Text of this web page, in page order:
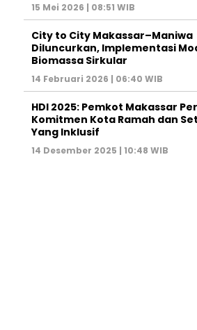
15 Mei 2026 | 08:51 WIB
City to City Makassar–Maniwa
Diluncurkan, Implementasi
Biomassa Sirkular
14 Februari 2026 | 06:40 WIB
HDI 2025: Pemkot Makassar
Komitmen Kota Ramah dan
Yang Inklusif
14 Desember 2025 | 10:48 WIB